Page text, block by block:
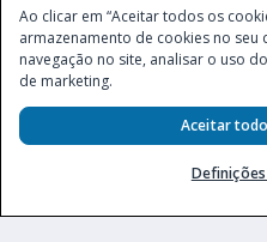
Este site é operado pela Ventmear
endereço na Avenida Brigadeiro Faria
Município de São Paulo, Estado de
Secretaria de Prêmios e Apostas do
247, de 07.02.2025,
Ao clicar em “Aceitar todos os
armazenamento de cookies no
navegação no site, analisar o uso
de marketing.
Aceitar